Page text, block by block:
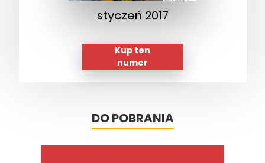
styczeń 2017
Kup ten
numer
DO POBRANIA